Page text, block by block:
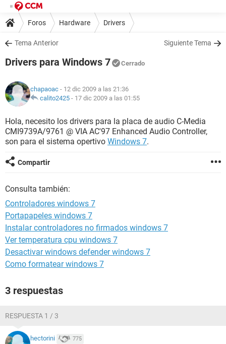
Foros Hardware Drivers
Tema Anterior Siguiente Tema
Drivers para Windows 7 Cerrado
chapaoac - 12 dic 2009 a las 21:36
calito2425 - 17 dic 2009 a las 01:55
Hola, necesito los drivers para la placa de audio C-Media
CMI9739A/9761 @ VIA AC'97 Enhanced Audio Controller,
son para el sistema opertivo Windows 7.
Compartir
Consulta también:
Controladores windows 7
Portapapeles windows 7
Instalar controladores no firmados windows 7
Ver temperatura cpu windows 7
Desactivar windows defender windows 7
Como formatear windows 7
3 respuestas
RESPUESTA 1 / 3
hectorini 775